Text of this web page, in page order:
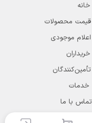
خانه
قیمت محصولات
اعلام موجودی
خریداران
تأمین‌کنندگان
خدمات
تماس با ما